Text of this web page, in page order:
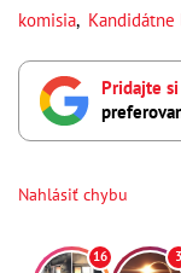
komisia,
Pridajte si
Nahlásiť chybu
16 3